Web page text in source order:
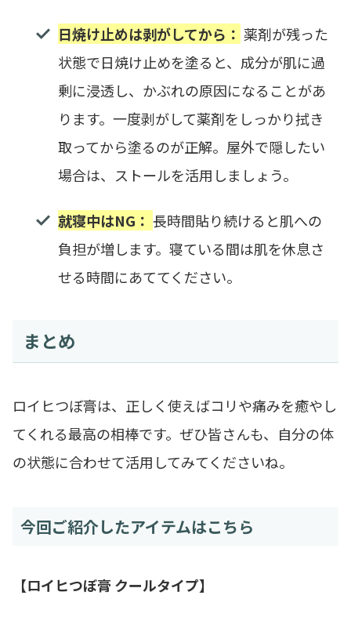
日焼け止めは剥がしてから： 薬剤が残った
状態で日焼け止めを塗ると、成分が肌に過
剰に浸透し、かぶれの原因になることがあ
ります。一度剥がして薬剤をしっかり拭き
取ってから塗るのが正解。屋外で隠したい
場合は、ストールを活用しましょう。
就寝中はNG： 長時間貼り続けると肌への
負担が増します。寝ている間は肌を休息さ
せる時間にあててください。
まとめ
ロイヒつぼ膏は、正しく使えばコリや痛みを癒やし
てくれる最高の相棒です。ぜひ皆さんも、自分の体
の状態に合わせて活用してみてくださいね。
今回ご紹介したアイテムはこちら
【ロイヒつぼ膏 クールタイプ】